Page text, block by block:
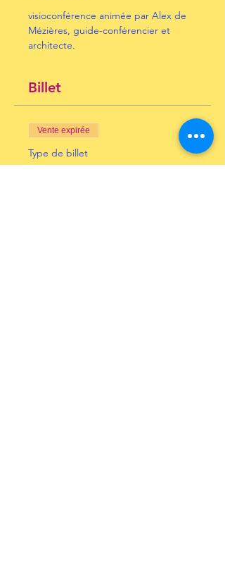
visioconférence animée par Alex de
Mézières, guide-conférencier et
architecte.
Billet
Vente expirée
Type de billet